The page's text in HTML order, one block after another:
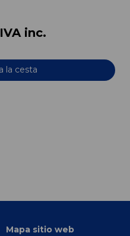
inc.
la cesta
Mapa sitio web